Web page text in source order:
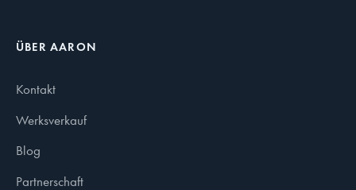
ÜBER AARON
Kontakt
Werksverkauf
Blog
Partnerschaft